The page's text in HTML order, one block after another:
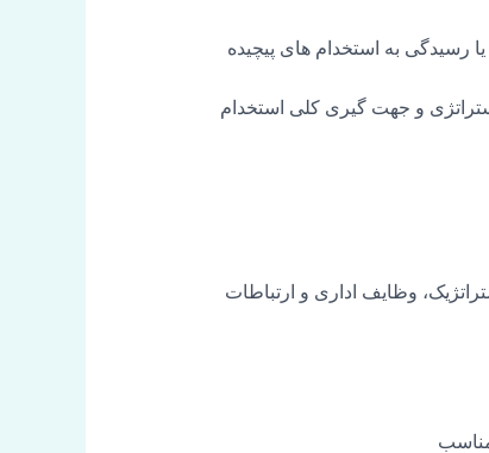
رسیدگی به استخدام های پیچیده
و جهت گیری کلی استخدام
وظایف اداری و ارتباطات